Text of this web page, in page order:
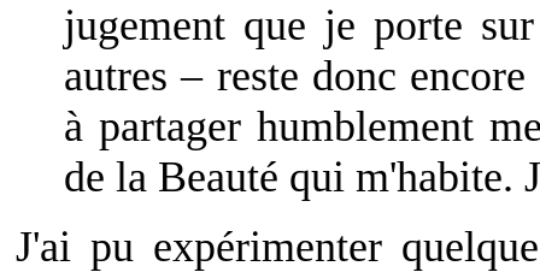
jugement que je porte
autres – reste donc
à partager humblement
de la Beauté qui m'habite.
J'ai pu expérimenter